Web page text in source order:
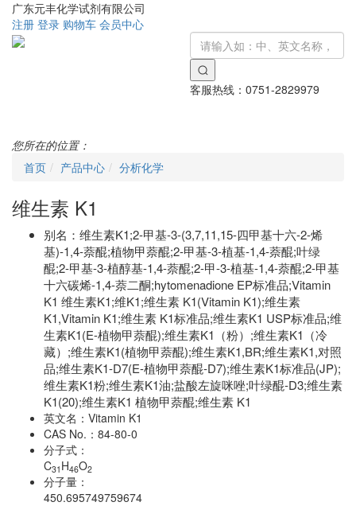
广东元丰化学试剂有限公司
注册 登录 购物车 会员中心
客服热线： 0751-2829979
您所在的位置：
首页
产品中心 分析化学
维生素 K1
别名： 维生素K1;2-甲基-3-(3,7,11,15-四甲基十六-2-烯
基)-1,4-萘醌;植物甲萘醌;2-甲基-3-植基-1,4-萘醌;叶绿
醌;2-甲基-3-植醇基-1,4-萘醌;2-甲-3-植基-1,4-萘醌;2-甲基
十六碳烯-1,4-萘二酮;hytomenadione EP标准品;Vitamin
K1 维生素K1;维K1;维生素 K1(Vitamin K1);维生素
K1,Vitamin K1;维生素 K1标准品;维生素K1 USP标准品;维
生素K1(E-植物甲萘醌);维生素K1（粉）;维生素K1（冷
藏）;维生素K1(植物甲萘醌);维生素K1,BR;维生素K1,对照
品;维生素K1-D7(E-植物甲萘醌-D7);维生素K1标准品(JP);
维生素K1粉;维生素K1油;盐酸左旋咪唑;叶绿醌-D3;维生素
K1(20);维生素K1 植物甲萘醌;维生素 K1
英文名： Vitamin K1
CAS No.： 84-80-0
分子式：
C31 H46O2
分子量：
450.695749759674